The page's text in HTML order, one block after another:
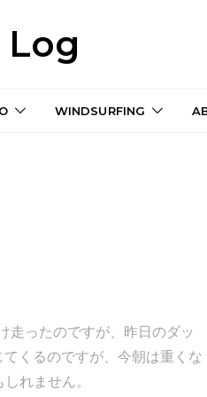
Log
WINDSURFING
ったのですが、昨日のダッ
くるのですが、今朝は重くな
れません。